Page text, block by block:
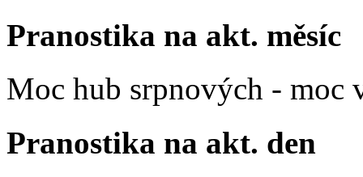
Pranostika na akt. měsíc
Moc hub srpnových - moc
Pranostika na akt. den